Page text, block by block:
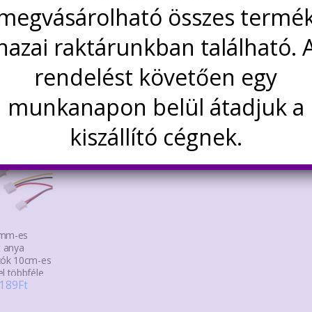
színes vezetékekkel előszerelt lengő anya és apa
lábtávolsága 2 mm. Az apa csatlakozók a
még…
es
anya
10cm-es
többféle
189Ft
összes
raktárunkban található.
rendelést követően egy
munkanapon belül átadjuk a
kiszállító cégnek.